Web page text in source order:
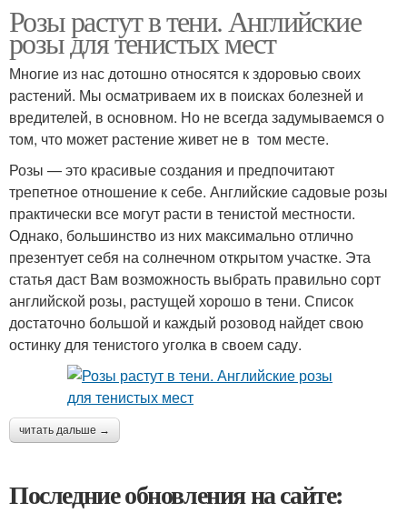
Розы растут в тени. Английские
розы для тенистых мест
Многие из нас дотошно относятся к здоровью своих
растений. Мы осматриваем их в поисках болезней и
вредителей, в основном. Но не всегда задумываемся о
том, что может растение живет не в том месте.
Розы — это красивые создания и предпочитают
трепетное отношение к себе. Английские садовые розы
практически все могут расти в тенистой местности.
Однако, большинство из них максимально отлично
презентует себя на солнечном открытом участке. Эта
статья даст Вам возможность выбрать правильно сорт
английской розы, растущей хорошо в тени. Список
достаточно большой и каждый розовод найдет свою
остинку для тенистого уголка в своем саду.
читать дальше →
Последние обновления на сайте: